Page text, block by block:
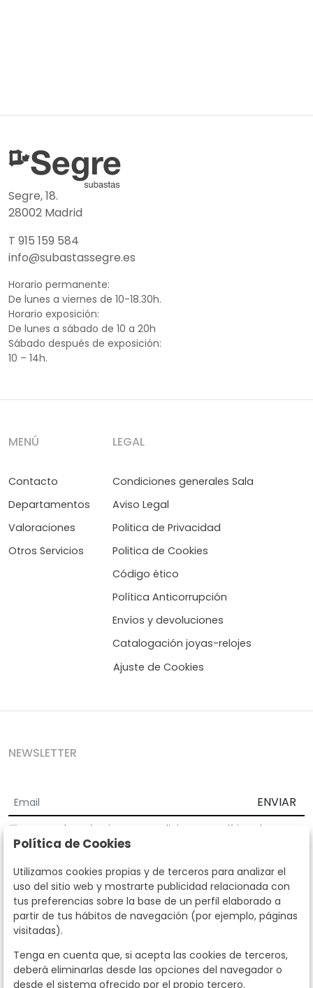
Segre, 18.
28002 Madrid
T 915 159 584
info@subastassegre.es
Horario permanente:
De lunes a viernes de 10-18.30h.
Horario exposición:
De lunes a sábado de 10 a 20h
Sábado después de exposición:
10 – 14h.
MENÚ
Contacto
Departamentos
Valoraciones
Otros Servicios
LEGAL
Condiciones generales Sala
Aviso Legal
Politica de Privacidad
Politica de Cookies
Código ético
Política Anticorrupción
Envíos y devoluciones
Catalogación joyas-relojes
Ajuste de Cookies
NEWSLETTER
ENVIAR
Acepto los Términos y Condiciones
Política de
privacidad
Según la LOPD y disposiciones de desarrollo, informamos que sus
datos personales serán tratados por parte de Subastas Segre con la
finalidad de gestionar la relación comercial. Puede ejercitar los
derechos de acceso, rectificación, cancelación, oposición y demás
derechos en los términos establecidos en la normativa vigente
dirigiéndote a nosotros. Asimismo, nos puede solicitar el envío de
llamando al teléfono 915159584 o enviando un e-mail a
info@subastassegre.es
Este sitio está protegido por reCAPTCHA y se aplican la
Política de Cookies
Utilizamos cookies propias y de terceros para analizar el
uso del sitio web y mostrarte publicidad relacionada con
tus preferencias sobre la base de un perfil elaborado a
partir de tus hábitos de navegación (por ejemplo, páginas
visitadas).
Tenga en cuenta que, si acepta las cookies de terceros,
deberá eliminarlas desde las opciones del navegador o
desde el sistema ofrecido por el propio tercero.